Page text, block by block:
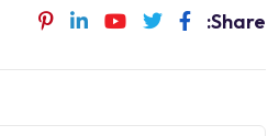
Share: